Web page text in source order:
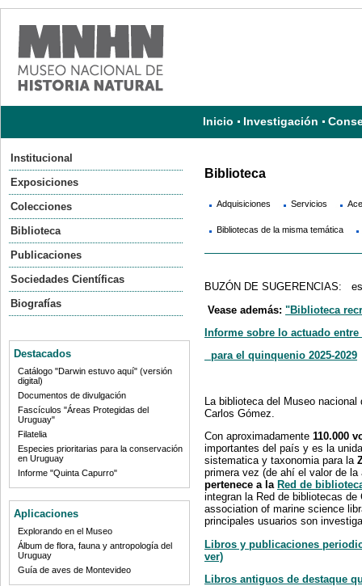
Inicio Investigación
Institucional
Exposiciones
Colecciones
Biblioteca
Publicaciones
Sociedades Científicas
Biografías
Destacados
Catálogo "Darwin estuvo aquí" (versión
digital)
Documentos de divulgación
Fascículos "Áreas Protegidas del
Uruguay"
Filatelia
Especies prioritarias para la conservación
en Uruguay
Informe "Quinta Capurro"
Aplicaciones
Explorando en el Museo
Álbum de flora, fauna y antropología del
Uruguay
Guía de aves de Montevideo
Biblioteca
Adquisiciones Servicios
Bibliotecas de la misma temática
BUZÓN DE SUGERENCIAS:
Vease además: "Biblioteca
Informe sobre lo actuado
para el quinquenio 2025-2029
La biblioteca del Museo
Carlos Gómez.
Con aproximadamente 110.000
importantes del país y es la
sistematica y taxonomia para la
primera vez (de ahí el valor de
pertenece a la Red de
integran la Red de bibliotecas
association of marine science
principales usuarios son
Libros y publicaciones
ver)
Libros antiguos de destaque